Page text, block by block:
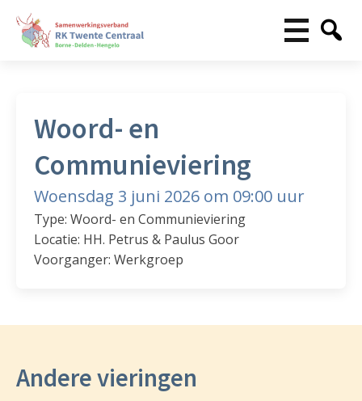
Woord- en
Communieviering
Woensdag 3 juni 2026 om 09:00 uur
Type: Woord- en Communieviering
Locatie: HH. Petrus & Paulus Goor
Voorganger: Werkgroep
Andere vieringen